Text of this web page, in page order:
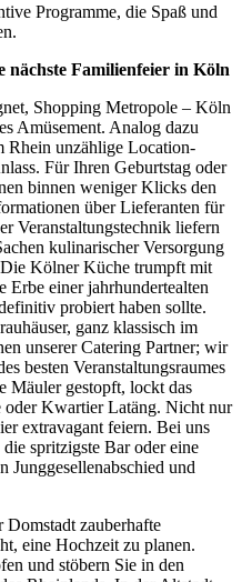
Programme, die Spaß und
Familienfeier in Köln
Shopping Metropole – Köln
Amüsement. Analog dazu
Rhein unzählige Location-
Für Ihren Geburtstag oder
binnen weniger Klicks den
über Lieferanten für
Veranstaltungstechnik liefern
kulinarischer Versorgung
Kölner Küche trumpft mit
Erbe einer jahrhundertealten
probiert haben sollte.
ganz klassisch im
unserer Catering Partner; wir
besten Veranstaltungsraumes
Mäuler gestopft, lockt das
oder Kwartier Latäng. Nicht nur
extravagant feiern. Bei uns
spritzigste Bar oder eine
Junggesellenabschied und
zauberhafte
eine Hochzeit zu planen.
und stöbern Sie in den